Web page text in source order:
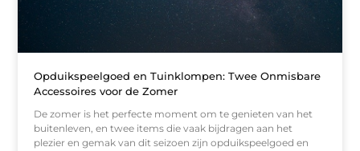
Opduikspeelgoed en Tuinklompen: Twee Onmisbare
Accessoires voor de Zomer
De zomer is het perfecte moment om te genieten van het
buitenleven, en twee items die vaak bijdragen aan het
plezier en gemak van dit seizoen zijn opduikspeelgoed en